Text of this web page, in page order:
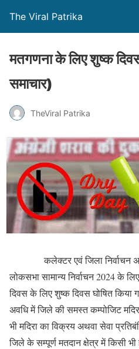
The Viral Patrika
मतगणना के लिए शुष्क
समाचार)
TheViral Patrika
कलेक्टर एवं जिला निर्वाचन
लोकसभा सामान्य निर्वाचन 2024 के
दिवस के लिए शुष्क दिवस घोषित
अवधि में जिले की समस्त कम्पोजिट
भी मदिरा का विक्रय अथवा सेवा
जिले के सम्पूर्ण मतदान क्षेत्र में किसी